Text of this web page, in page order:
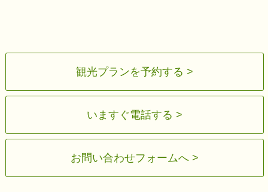
観光プランを予約する >
いますぐ電話する >
お問い合わせフォームへ >